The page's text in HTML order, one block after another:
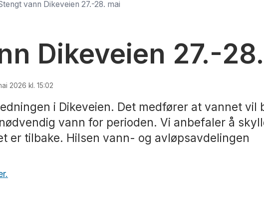
vann Dikeveien 27.-28. mai
Dikeveien 27.-
2026 kl. 15:02
i Dikeveien. Det medfører at vannet vil
vann for perioden. Vi anbefaler å
er tilbake. Hilsen vann- og avløpsavdelingen